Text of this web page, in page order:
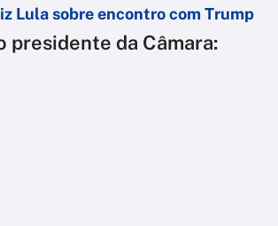
Lula sobre encontro com Trump
presidente da Câmara: